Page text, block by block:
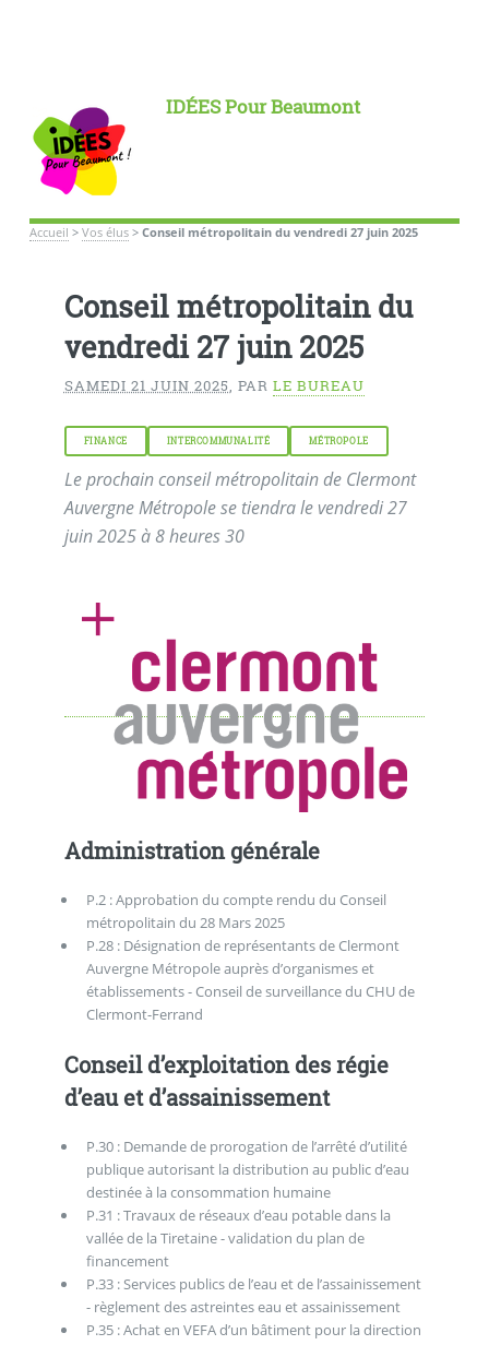
IDÉES Pour Beaumont
Accueil > Vos élus> Conseil métropolitain du vendredi 27 juin 2025
Conseil métropolitain du
vendredi 27 juin 2025
SAMEDI 21 JUIN 2025, PAR LE BUREAU
FINANCE INTERCOMMUNALITÉ MÉTROPOLE
Le prochain conseil métropolitain de Clermont
Auvergne Métropole se tiendra le vendredi 27
juin 2025 à 8 heures 30
Administration générale
P.2 : Approbation du compte rendu du Conseil
métropolitain du 28 Mars 2025
P.28 : Désignation de représentants de Clermont
Auvergne Métropole auprès d’organismes et
établissements - Conseil de surveillance du CHU de
Clermont-Ferrand
Conseil d’exploitation des régie
d’eau et d’assainissement
P.30 : Demande de prorogation de l’arrêté d’utilité
publique autorisant la distribution au public d’eau
destinée à la consommation humaine
P.31 : Travaux de réseaux d’eau potable dans la
vallée de la Tiretaine - validation du plan de
financement
P.33 : Services publics de l’eau et de l’assainissement
- règlement des astreintes eau et assainissement
P.35 : Achat en VEFA d’un bâtiment pour la direction